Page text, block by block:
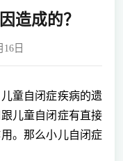
造成的？
16日
童自闭症疾病的遗
儿童自闭症有直接
。那么小儿自闭症